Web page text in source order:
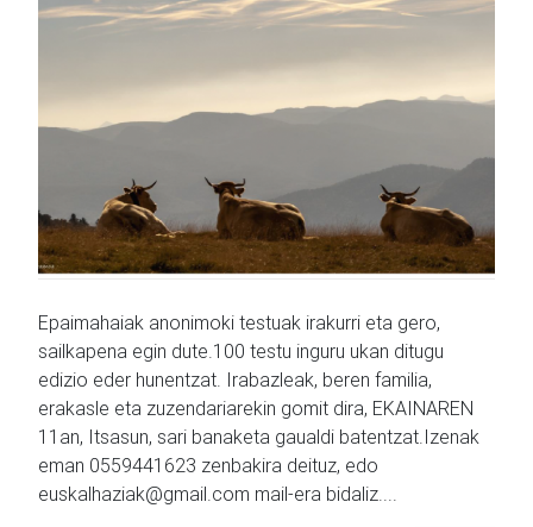
Epaimahaiak anonimoki testuak irakurri eta gero,
sailkapena egin dute.100 testu inguru ukan ditugu
edizio eder hunentzat. Irabazleak, beren familia,
erakasle eta zuzendariarekin gomit dira, EKAINAREN
11an, Itsasun, sari banaketa gaualdi batentzat.Izenak
eman 0559441623 zenbakira deituz, edo
euskalhaziak@gmail.com mail-era bidaliz....